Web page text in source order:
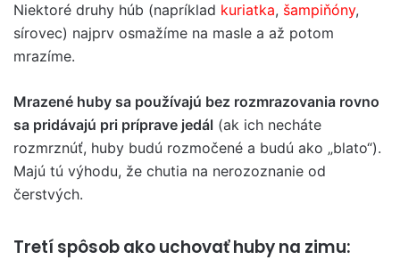
Niektoré druhy húb (napríklad kuriatka, šampiňóny,
sírovec) najprv osmažíme na masle a až potom
mrazíme.
Mrazené huby sa používajú bez rozmrazovania rovno
sa pridávajú pri príprave jedál (ak ich necháte
rozmrznúť, huby budú rozmočené a budú ako „blato“).
Majú tú výhodu, že chutia na nerozoznanie od
čerstvých.
Tretí spôsob ako uchovať huby na zimu: